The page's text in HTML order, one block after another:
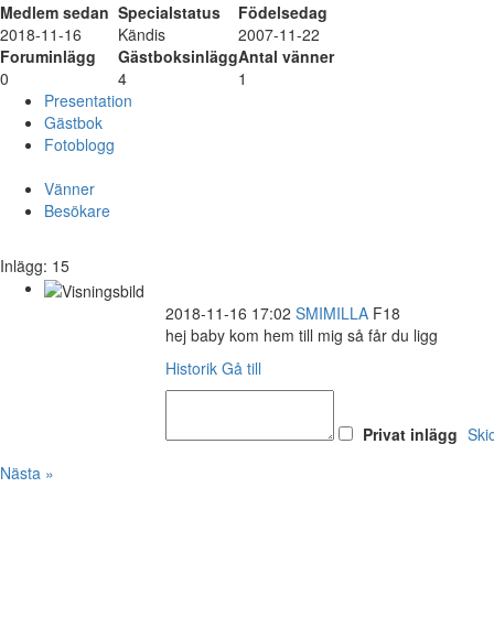
Medlem sedan Specialstatus
Födelsedag
2018-11-16
Kändis
2007-11-22
Foruminlägg
GästboksinläggAntal vänner
0
4
1
Presentation
Gästbok
Fotoblogg
Vänner
Besökare
Inlägg: 15
2018-11-16 17:02 SMIMILLA F18
hej baby kom hem till mig så får du ligg
Historik Gå till
Privat inlägg
Nästa »